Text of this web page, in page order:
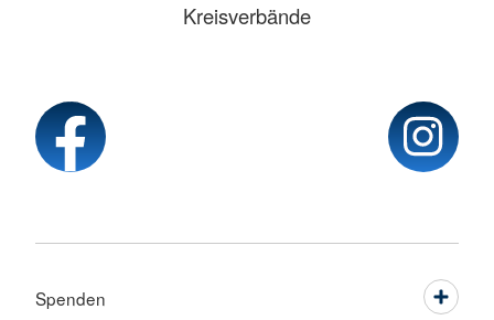
Kreisverbände
Spenden